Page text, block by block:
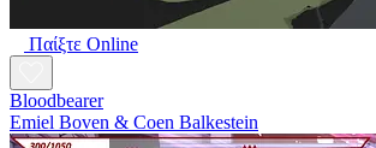
Παίξτε Online
Bloodbearer
Emiel Boven & Coen Balkestein